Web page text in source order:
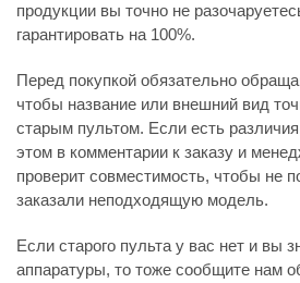
продукции вы точно не
гарантировать на 100%.
Перед покупкой обязательно
чтобы название или внешний вид
старым пультом. Если есть
этом в комментарии к заказу и
проверит совместимость, чтобы не
заказали неподходящую модель.
Если старого пульта у вас нет и вы
аппаратуры, то тоже сообщите нам